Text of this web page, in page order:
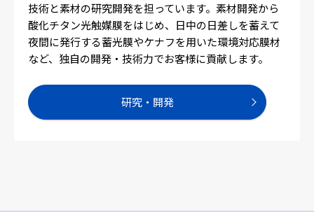
技術と素材の研究開発を担っています。素材開発から
酸化チタン光触媒膜をはじめ、日中の日差しを蓄えて
夜間に発行する蓄光膜やケナフを用いた環境対応膜材
など、独自の開発・技術力でお客様に貢献します。
研究・開発